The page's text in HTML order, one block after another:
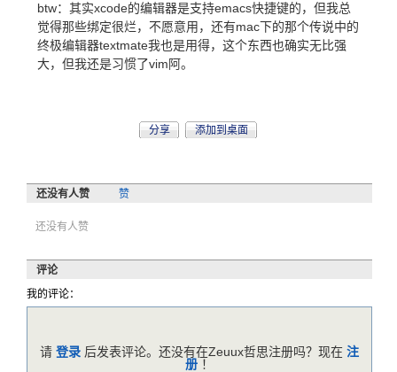
btw：其实xcode的编辑器是支持emacs快捷键的，但我总
觉得那些绑定很烂，不愿意用，还有mac下的那个传说中的
终极编辑器textmate我也是用得，这个东西也确实无比强
大，但我还是习惯了vim阿。
分享 添加到桌面
还没有人赞 赞
还没有人赞
评论
我的评论：
请 登录 后发表评论。还没有在Zeuux哲思注册吗？现在 注
册 ！